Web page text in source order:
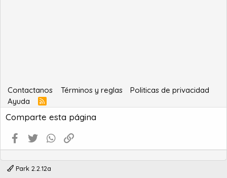
Contactanos Términos y reglas
Politicas de privacidad
Ayuda
R
S
S
Comparte esta página
Facebook
Twitter WhatsApp
Park 2.2.12a